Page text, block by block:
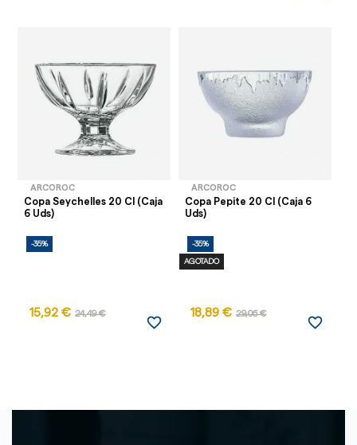
ARCOROC
Copa Seychelles 20 Cl (Caja
6 Uds)
-35%
15,92 € 24,49 €
favorite_border
ARCOROC
Copa Pepite 20 Cl (Caja 6
Uds)
-35%
AGOTADO
18,89 € 29,06 €
favorite_border